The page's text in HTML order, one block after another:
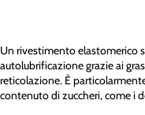
Un rivestimento elastomerico
autolubrificazione grazie ai
reticolazione. È
contenuto di zuccheri, come i